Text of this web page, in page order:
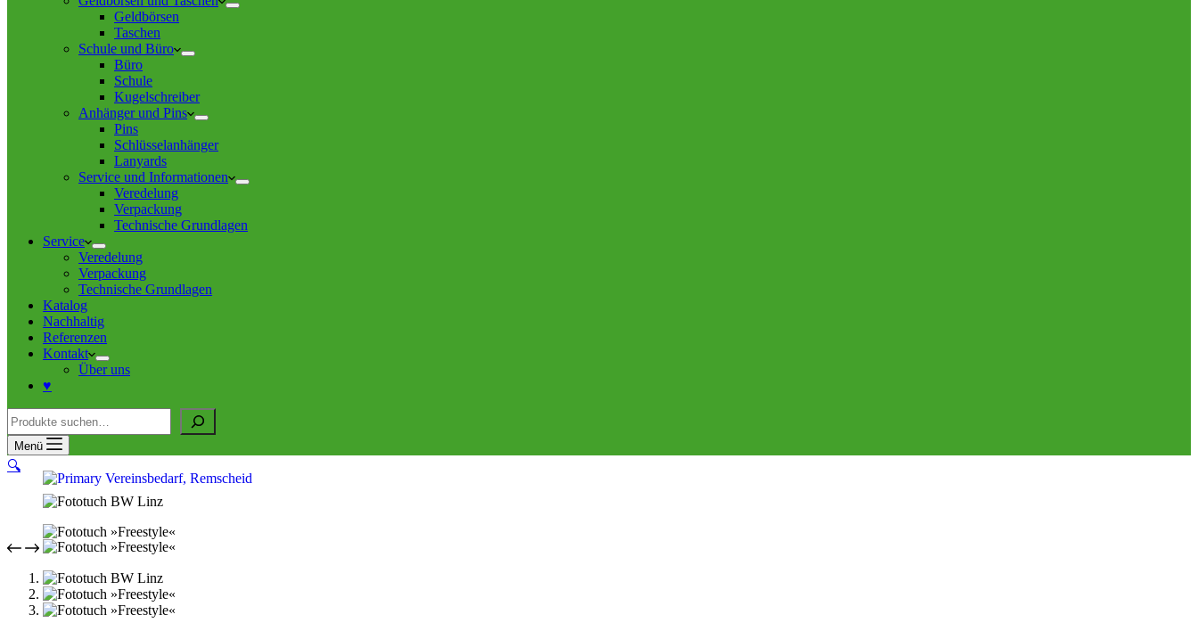
Geldbörsen
Taschen
Schule und Büro
Büro
Schule
Kugelschreiber
Anhänger und Pins
Pins
Schlüsselanhänger
Lanyards
Service und Informationen
Veredelung
Verpackung
Technische Grundlagen
Service
Veredelung
Verpackung
Technische Grundlagen
Katalog
Nachhaltig
Referenzen
Kontakt
Über uns
♥
Suche
Menü
🔍